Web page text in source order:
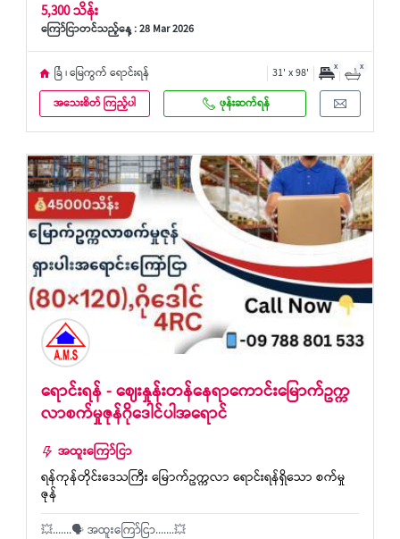
5,300 သိန်း
ကြော်ငြာတင်သည့်နေ့ : 28 Mar 2026
ခြံ ၊ မြေကွက် ရောင်းရန် 31' x 98' x x
အသေးစိတ် ကြည့်ပါ ဖုန်းဆက်ရန်
ရောင်းရန် - ဈေးနှုန်းတန်နေရာကောင်းမြောက်ဥက္က
လာစက်မှုဇုန်ဂိုဒေါင်ပါအရောင်
အထူးကြော်ငြာ
ရန်ကုန်တိုင်းဒေသကြီး မြောက်ဥက္ကလာ ရောင်းရန်ရှိသော စက်မှု
ဇုန်
💥.......🗣 အထူးကြော်ငြာ.......💥